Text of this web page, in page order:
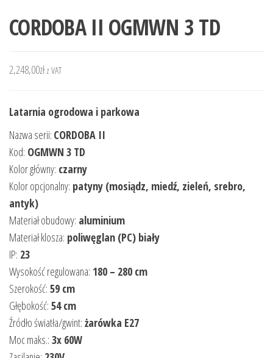
CORDOBA II OGMWN 3 TD
2,248,00zł z VAT
Latarnia ogrodowa i parkowa
Nazwa serii: CORDOBA II
Kod: OGMWN 3 TD
Kolor główny: czarny
Kolor opcjonalny: patyny (mosiądz, miedź, zieleń, srebro,
antyk)
Materiał obudowy: aluminium
Materiał klosza: poliwęglan (PC) biały
IP: 23
Wysokość regulowana: 180 – 280 cm
Szerokość: 59 cm
Głębokość: 54 cm
Źródło światła/gwint: żarówka E27
Moc maks.: 3x 60W